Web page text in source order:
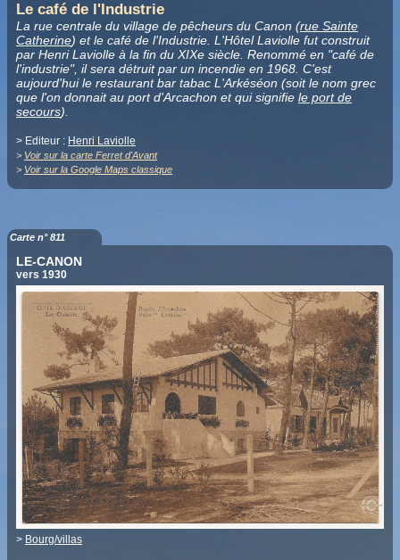
Le café de l'Industrie
La rue centrale du village de pêcheurs du Canon (rue Sainte
Catherine) et le café de l'Industrie. L'Hôtel Laviolle fut construit
par Henri Laviolle à la fin du XIXe siècle. Renommé en "café de
l'industrie", il sera détruit par un incendie en 1968. C'est
aujourd'hui le restaurant bar tabac L'Arkéséon (soit le nom grec
que l'on donnait au port d'Arcachon et qui signifie le port de
secours)
> Editeur : Henri Laviolle
> Voir sur la carte Ferret d'Avant
> Voir sur la Google Maps classique
Carte n° 811
LE-CANON
vers 1930
> Bourg/villas